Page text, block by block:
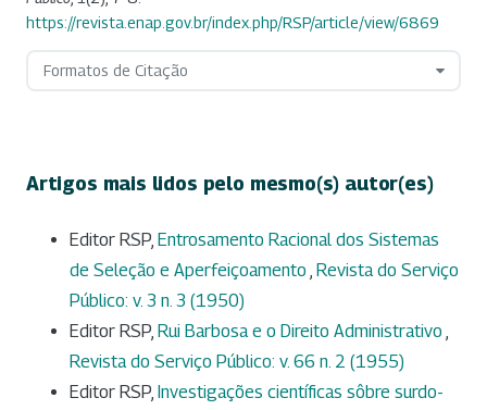
https://revista.enap.gov.br/index.php/RSP/article/view/6869
Formatos de Citação
Artigos mais lidos pelo mesmo(s) autor(es)
Editor RSP, Entrosamento Racional dos Sistemas
de Seleção e Aperfeiçoamento , Revista do Serviço
Público: v. 3 n. 3 (1950)
Editor RSP, Rui Barbosa e o Direito Administrativo ,
Revista do Serviço Público: v. 66 n. 2 (1955)
Editor RSP, Investigações científicas sôbre surdo-